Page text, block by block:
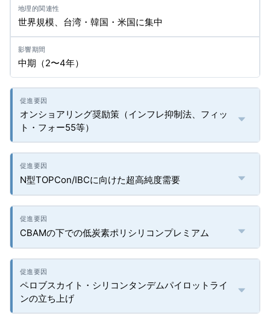
世界規模、台湾・韓国・米国に集中
中期（2〜4年）
オンショアリング奨励策（インフレ抑制法、フィッ
ト・フォー55等）
N型TOPCon/IBCに向けた超高純度需要
CBAMの下での低炭素ポリシリコンプレミアム
ペロブスカイト・シリコンタンデムパイロットライ
ンの立ち上げ